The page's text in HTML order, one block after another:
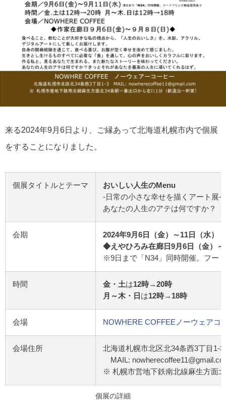
来る2024年9月6日より、ご縁あって北海道札幌市内で個展
をすることになりました。
個展タイトルとテーマ
おいしい人生のMenu
-日常の小さな幸せを描くアート展-
あなたの人生のアテは何ですか？
会期
2024年9月6日（金）～11日（水）
◆えやひろみ在廊日9月6日（金）～
※9日まで「N34」同時開催。フー
時間 金・土は12時→20時
月～木・日 は12時→18時
会場 NOWHERE COFFEEノーウェアコ
会場住所
北海道札幌市北区北34条西3丁目1-3
MAIL:
※ 札幌市営地下鉄南北線麻生方面
個展の詳細